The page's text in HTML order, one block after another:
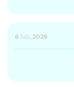
6 July, 2026